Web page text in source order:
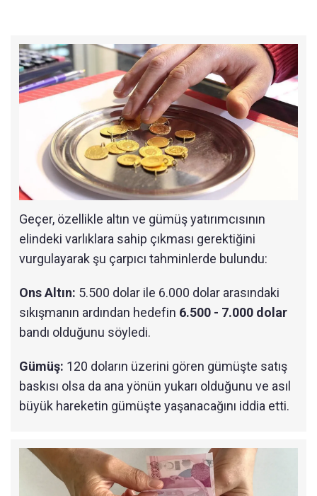
Geçer, özellikle altın ve gümüş yatırımcısının
elindeki varlıklara sahip çıkması gerektiğini
vurgulayarak şu çarpıcı tahminlerde bulundu:
Ons Altın: 5.500 dolar ile 6.000 dolar arasındaki
sıkışmanın ardından hedefin 6.500 - 7.000 dolar
bandı olduğunu söyledi.
Gümüş: 120 doların üzerini gören gümüşte satış
baskısı olsa da ana yönün yukarı olduğunu ve asıl
büyük hareketin gümüşte yaşanacağını iddia etti.